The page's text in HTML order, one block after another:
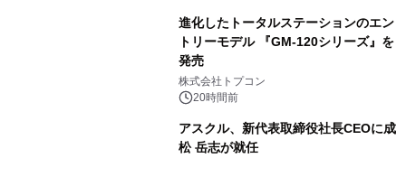
進化したトータルステーションのエン
トリーモデル 『GM-120シリーズ』を
発売
株式会社トプコン
20時間前
アスクル、新代表取締役社長CEOに成
松 岳志が就任